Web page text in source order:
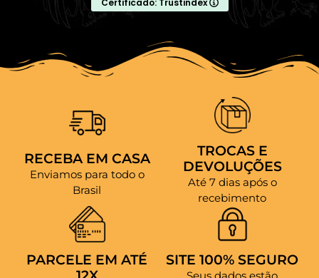
Certificado: Trustindex
RECEBA EM CASA
Enviamos para todo o
Brasil
TROCAS E
DEVOLUÇÕES
Até 7 dias após o
recebimento
PARCELE EM ATÉ
SITE 100% SEGURO